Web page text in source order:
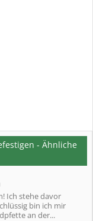
- Ähnliche
Ich stehe davor
bin ich mir
an der...